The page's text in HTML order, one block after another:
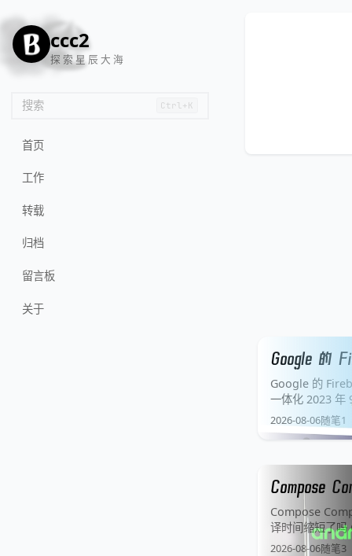
🙌
🐟
🏖️
ccc2
探 索 星 辰 大 海
搜索 Ctrl+K
首页
工作
转载
归档
留言板
关于
Google 的
Google 的
一体化 2023 年
只会是一封关
2026-08-06随笔1
Compose
Compose
译时间缩短了
编译器的发布博
2026-08-06随笔3